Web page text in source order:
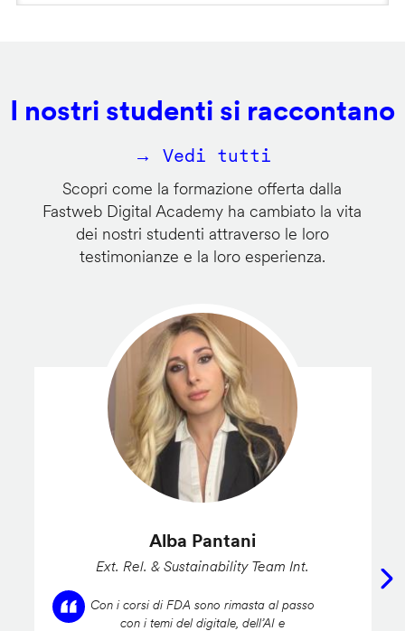
I nostri studenti si raccontano
→ Vedi tutti
Scopri come la formazione offerta dalla
Fastweb Digital Academy ha cambiato la vita
dei nostri studenti attraverso le loro
testimonianze e la loro esperienza.
Alba Pantani
Ext. Rel. & Sustainability Team Int.
Con i corsi di FDA sono rimasta al passo
con i temi del digitale, dell’AI e